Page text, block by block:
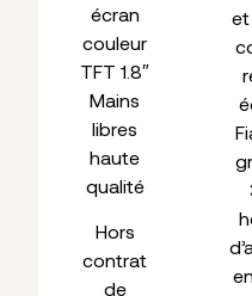
écran
couleur
TFT 1.8″
Mains
libres
haute
qualité
Hors
contrat
de
et